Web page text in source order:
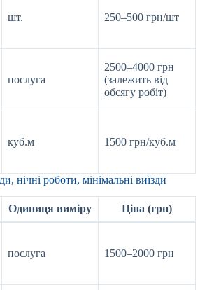
шт. 250–500 грн/шт
послуга
2500–4000 грн
(залежить від
обсягу робіт)
куб.м 1500 грн/куб.м
нічні роботи, мінімальні виїзди
Одиниця виміру Ціна (грн)
послуга 1500–2000 грн